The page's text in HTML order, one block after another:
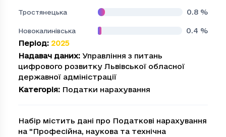
Тростянецька 0.8 %
Новокалинівська 0.4 %
Період: 2025
Надавач даних: Управління з питань
цифрового розвитку Львівської обласної
державної адміністрації
Категорія: Податки нарахування
Набір містить дані про Податкові нарахування
на "Професiйна, наукова та технiчна